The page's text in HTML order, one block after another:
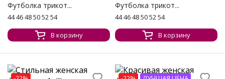
Футболка трикот...
44 46 48 50 52 54
В корзину
Футболка трикот...
44 46 48 50 52 54
В корзину